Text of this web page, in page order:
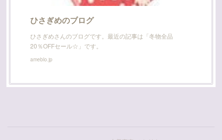
ひさぎめのブログ
ひさぎめさんのブログです。最近の記事は「冬物全品
20％OFFセール☆」です。
ameblo.jp